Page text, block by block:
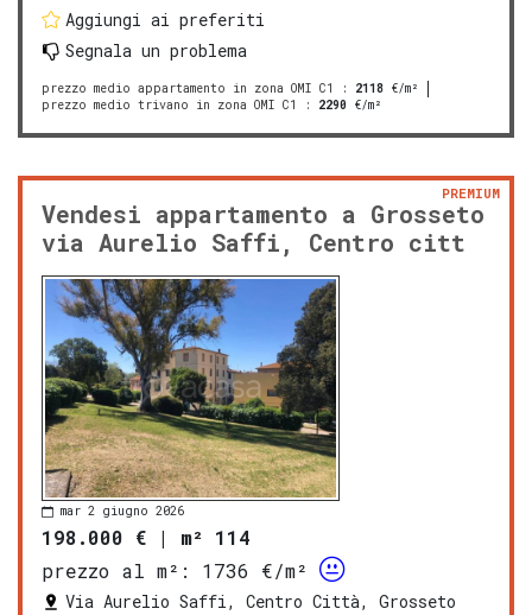
Aggiungi ai preferiti
Segnala un problema
prezzo medio appartamento in zona OMI C1 : 2118 €/m²
prezzo medio trivano in zona OMI C1
: 2290 €/m²
Vendesi appartamento a Grosseto
via Aurelio Saffi, Centro citt
PREMIUM
mar 2 giugno 2026
198.000 € | m² 114
prezzo al m²:
1736 €/m²
Via Aurelio Saffi, Centro Città, Grosseto